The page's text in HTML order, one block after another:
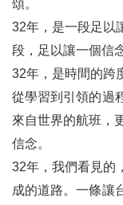
頌。
32年，是一段足以
段，足以讓一個信
32年，是時間的跨
從學習到引領的過
來自世界的航班，
信念。
32年，我們看見的
成的道路。一條讓